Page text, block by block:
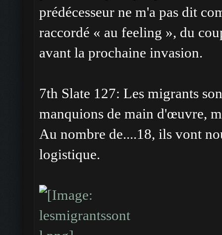
prédécesseur ne m'a pas dit
raccordé « au feeling », du
avant la prochaine invasion.
7th Slate 127: Les migrants
manquions de main d'œuvre,
Au nombre de....18, ils vont
logistique.